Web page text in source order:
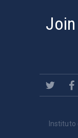
Instituto